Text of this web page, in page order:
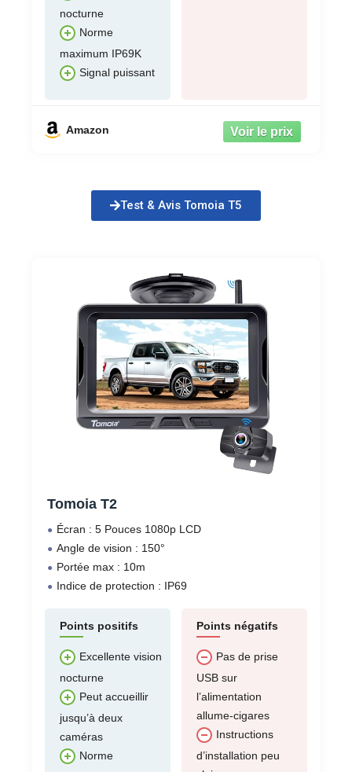
nocturne
Norme
maximum IP69K
Signal puissant
Amazon
Test & Avis Tomoia T5
Tomoia T2
Écran : 5 Pouces 1080p LCD
Angle de vision : 150°
Portée max : 10m
Indice de protection : IP69
Points positifs
Excellente vision
nocturne
Peut accueillir
jusqu’à deux
caméras
Norme
Points négatifs
Pas de prise
USB sur
l’alimentation
allume-cigares
Instructions
d’installation peu